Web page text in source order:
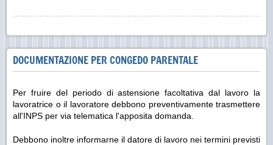
DOCUMENTAZIONE PER CONGEDO PARENTALE
Per fruire del periodo di astensione facoltativa dal lavoro la
lavoratrice o il lavoratore debbono preventivamente trasmettere
all'INPS per via telematica l'apposita domanda.
Debbono inoltre informarne il datore di lavoro nei termini previsti